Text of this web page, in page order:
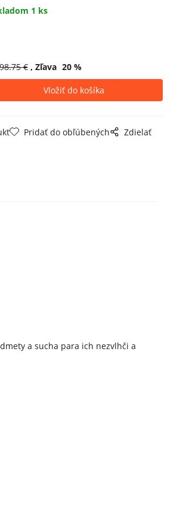
1 ks
€ Zľava 20%
Pridať do obľúbených Zdielať
a sucha para ich nezvlhči a